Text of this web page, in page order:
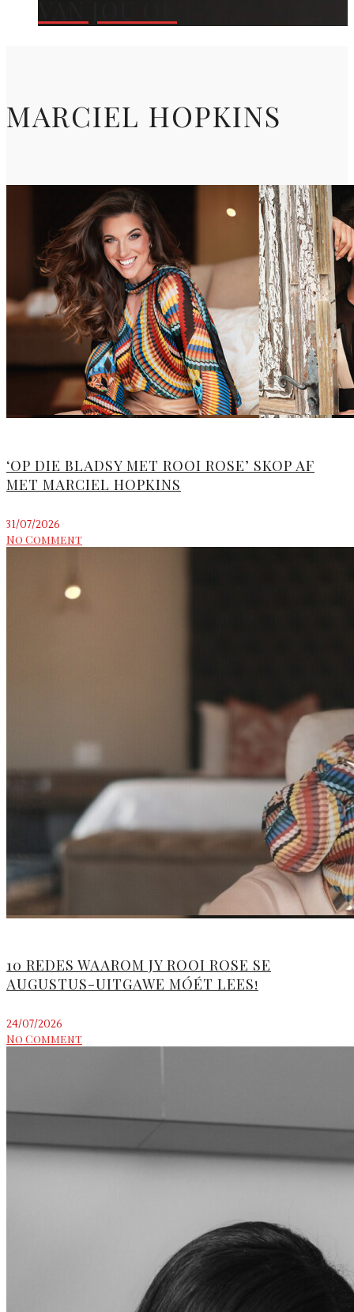
MARCIEL HOPKINS
‘OP DIE BLADSY MET ROOI ROSE’ SKOP AF
MET MARCIEL HOPKINS
31/07/2026
No Comment
10 REDES WAAROM JY ROOI ROSE SE
AUGUSTUS-UITGAWE MÓÉT LEES!
24/07/2026
No Comment